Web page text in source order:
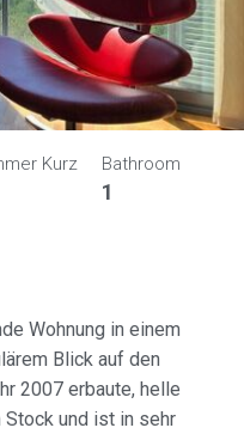
Kurz Bathroom
1
Wohnung in einem
Blick auf den
2007 erbaute, helle
Stock und ist in sehr